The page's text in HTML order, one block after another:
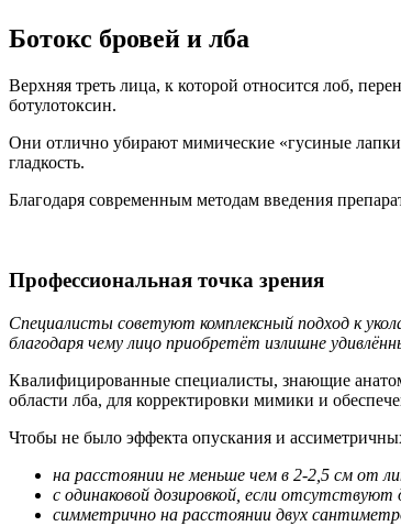
Ботокс бровей и лба
Верхняя треть лица, к которой относится лоб,
ботулотоксин.
Они отлично убирают мимические «гусиные
гладкость.
Благодаря современным методам введения
Профессиональная точка зрения
Специалисты советуют комплексный подход к
благодаря чему лицо приобретёт излишне
Квалифицированные специалисты, знающие
области лба, для корректировки мимики и
Чтобы не было эффекта опускания и
на расстоянии не меньше чем в 2-2,5 см от
с одинаковой дозировкой, если отсутствуют
симметрично на расстоянии двух